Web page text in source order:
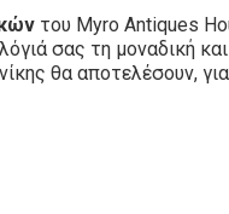
του Myro Antiques
σας τη μοναδική
θα αποτελέσουν,